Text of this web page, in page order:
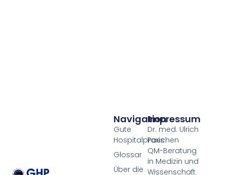
Navigation
Gute
Hospitalpraxis
Glossar
Über die
Impressum
Dr. med. Ulrich
Paschen
QM-Beratung
in Medizin und
Wissenschaft